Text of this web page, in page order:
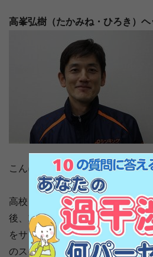
高峯弘樹（たかみね・ひろき）
こんにちは。シンキングサッカ
高校・大学のサッカー部を長年
後、10年後あるいはそのもっと
をサッカーを通じて育みたいと
のスキルアップを図る事はもち